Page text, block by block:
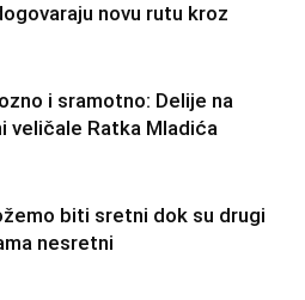
novu rutu kroz
i sramotno: Delije na
veličale Ratka Mladića
biti sretni dok su drugi
nesretni